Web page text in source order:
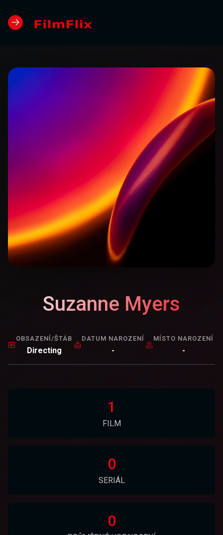
Suzanne Myers
OBSAZENÍ/ŠTÁB
Directing
DATUM NAROZENÍ
-
MÍSTO NAROZENÍ
-
1
FILM
0
SERIÁL
0